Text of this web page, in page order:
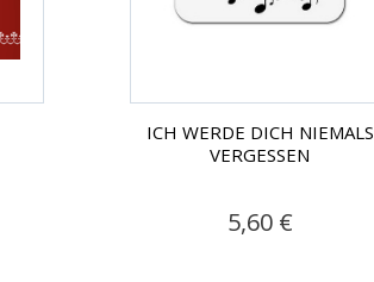
ICH WERDE DICH NIEMALS
VERGESSEN
5,60 €